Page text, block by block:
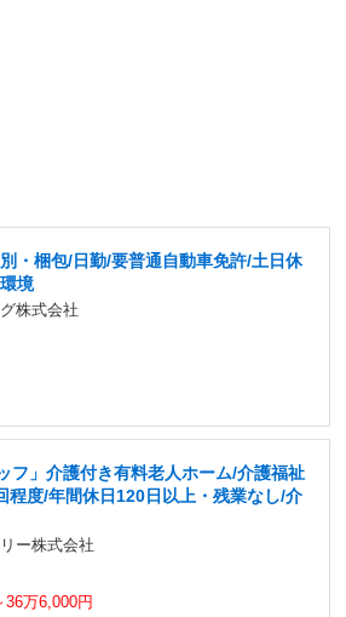
・梱包/日勤/要普通自動車免許/土日休
境
株式会社
フ」介護付き有料老人ホーム/介護福祉
程度/年間休日120日以上・残業なし/介
ー株式会社
36万6,000円